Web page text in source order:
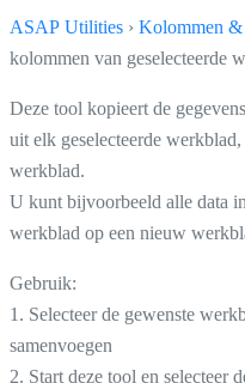
ASAP Utilities › Kolommen
kolommen van geselecteerde
Deze tool kopieert de
uit elk geselecteerde
werkblad.
U kunt bijvoorbeeld alle data
werkblad op een nieuw
Gebruik:
1. Selecteer de gewenste
samenvoegen
2. Start deze tool en